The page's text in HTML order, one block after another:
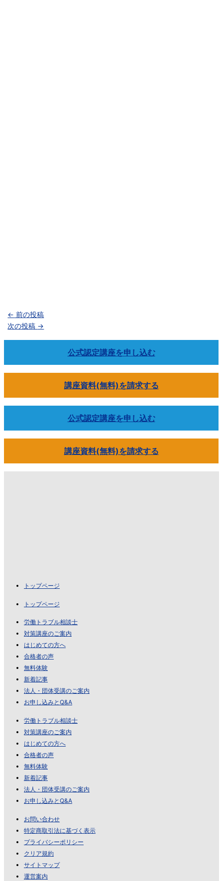
← 前の投稿
次の投稿 →
公式認定講座を申し込む
講座資料(無料)を請求する
公式認定講座を申し込む
講座資料(無料)を請求する
トップページ
トップページ
労働トラブル相談士
対策講座のご案内
はじめての方へ
合格者の声
無料体験
新着記事
法人・団体受講のご案内
お申し込みとQ&A
労働トラブル相談士
対策講座のご案内
はじめての方へ
合格者の声
無料体験
新着記事
法人・団体受講のご案内
お申し込みとQ&A
お問い合わせ
特定商取引法に基づく表示
プライバシーポリシー
クリア規約
サイトマップ
運営案内